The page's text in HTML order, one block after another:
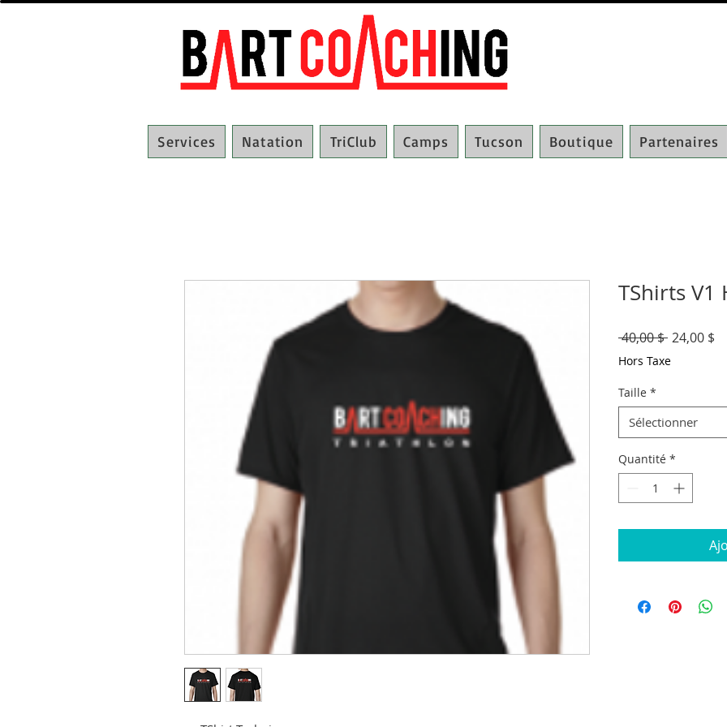
Services Natation TriClub Camps Tucson Boutique Partenaires
TShirts V1
40,00 $ Prix
original
24,00 $
Hors Taxe
Taille *
Sélectionner
Quantité *